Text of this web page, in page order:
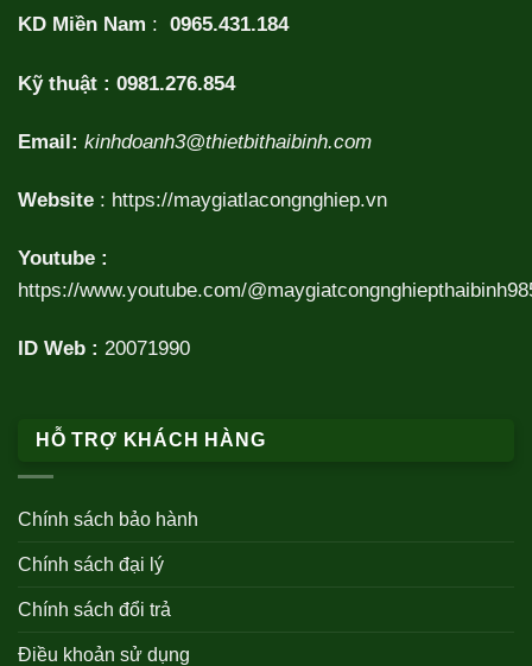
KD Miền Nam : 0965.431.184
Kỹ thuật : 0981.276.854
Email: kinhdoanh3@thietbithaibinh.com
Website : https://maygiatlacongnghiep.vn
Youtube :
https://www.youtube.com/
ID Web : 20071990
HỖ TRỢ KHÁCH HÀNG
Chính sách bảo hành
Chính sách đại lý
Chính sách đổi trả
Điều khoản sử dụng